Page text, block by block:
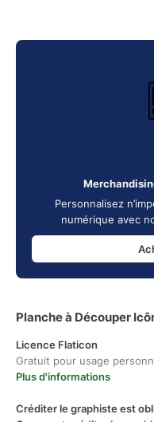
Personnalisez
numérique avec
Planche à Découper
Licence Flaticon
Gratuit pour usage
Plus d'informations
Créditer le graphiste est